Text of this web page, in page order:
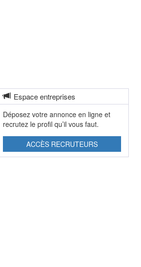
Espace entreprises
Déposez votre annonce en ligne et
recrutez le profil qu’il vous faut.
ACCÈS RECRUTEURS